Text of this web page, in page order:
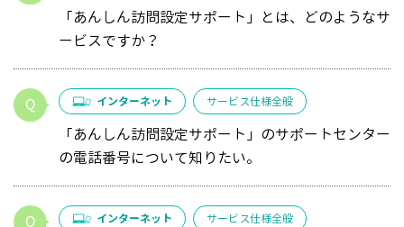
「あんしん訪問設定サポート」とは、どのようなサ
ービスですか？
インターネット サービス仕様全般
「あんしん訪問設定サポート」のサポートセンター
の電話番号について知りたい。
インターネット サービス仕様全般